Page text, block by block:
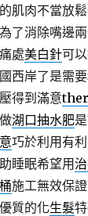
肌肉不當放
了消除嘴邊
處美白針可
西岸了是需
得到滿意
湖口抽水肥
巧於利用有
睡眠希望用
施工無效保
質的化生髮